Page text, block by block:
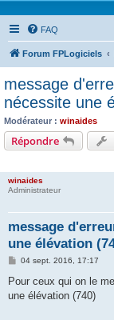
FAQ
Forum FPLogiciels
message
nécessite une
Modérateur : winaides
Répondre
winaides
Administrateur
message
une élévation
M
s
a
04 sept. 2016, 17:17
Pour ceux qui on le
une élévation (740)